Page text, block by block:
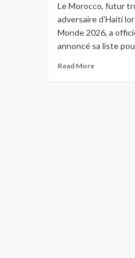
Le Morocco, futur
adversaire d’Haiti
Monde 2026, a
annoncé sa liste
Read More